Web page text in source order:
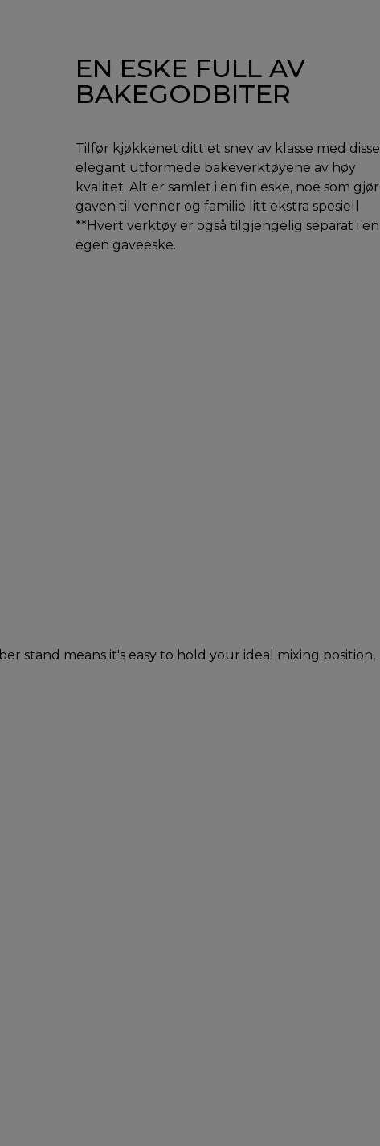
EN ESKE FULL AV
BAKEGODBITER
Tilfør kjøkkenet ditt et snev av klasse med disse
elegant utformede bakeverktøyene av høy
kvalitet. Alt er samlet i en fin eske, noe som gjør
gaven til venner og familie litt ekstra spesiell
**Hvert verktøy er også tilgjengelig separat i en
egen gaveeske.
stand means it's easy to hold your ideal mixing position,